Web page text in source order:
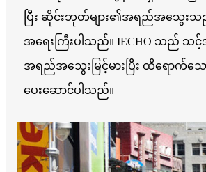
ပြီး ဆိုင်းဘုတ်များ၏အရည်အသွေး
အရေးကြီးပါသည်။ IECHO သည် သင့်
အရည်အသွေးမြင့်မားပြီး ထိရောက်
ပေးဆောင်ပါသည်။